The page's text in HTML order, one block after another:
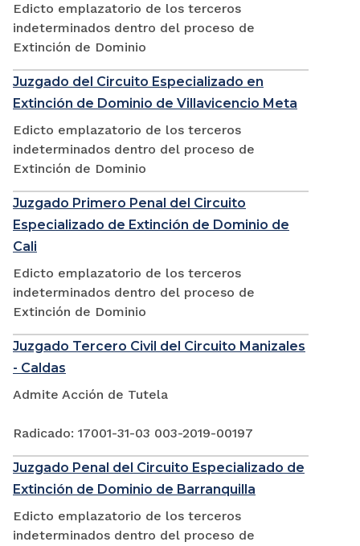
Edicto emplazatorio de los terceros
indeterminados dentro del proceso de
Extinción de Dominio
Juzgado del Circuito Especializado en
Extinción de Dominio de Villavicencio Meta
Edicto emplazatorio de los terceros
indeterminados dentro del proceso de
Extinción de Dominio
Juzgado Primero Penal del Circuito
Especializado de Extinción de Dominio de
Cali
Edicto emplazatorio de los terceros
indeterminados dentro del proceso de
Extinción de Dominio
Juzgado Tercero Civil del Circuito Manizales
- Caldas
Admite Acción de Tutela
Radicado: 17001-31-03 003-2019-00197
Juzgado Penal del Circuito Especializado de
Extinción de Dominio de Barranquilla
Edicto emplazatorio de los terceros
indeterminados dentro del proceso de